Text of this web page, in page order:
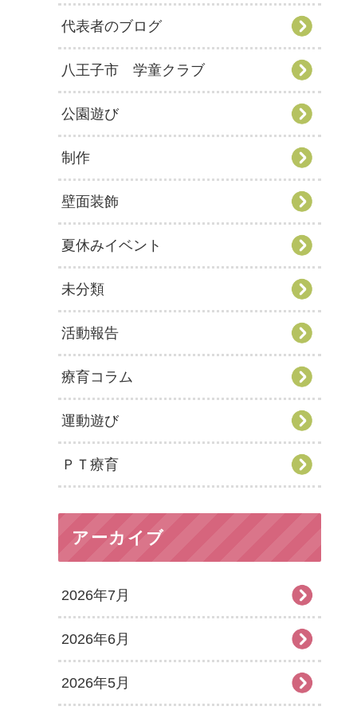
代表者のブログ
八王子市 学童クラブ
公園遊び
制作
壁面装飾
夏休みイベント
未分類
活動報告
療育コラム
運動遊び
ＰＴ療育
アーカイブ
2026年7月
2026年6月
2026年5月